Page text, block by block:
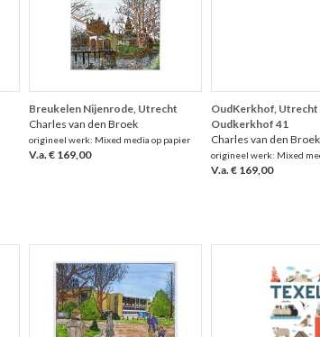
Breukelen Nijenrode, Utrecht
Charles van den Broek
origineel werk: Mixed media op papier
V.a. € 169,00
OudKerkhof, Utrecht
Oudkerkhof 41
Charles van den Broek
origineel werk: Mixed
V.a. € 169,00